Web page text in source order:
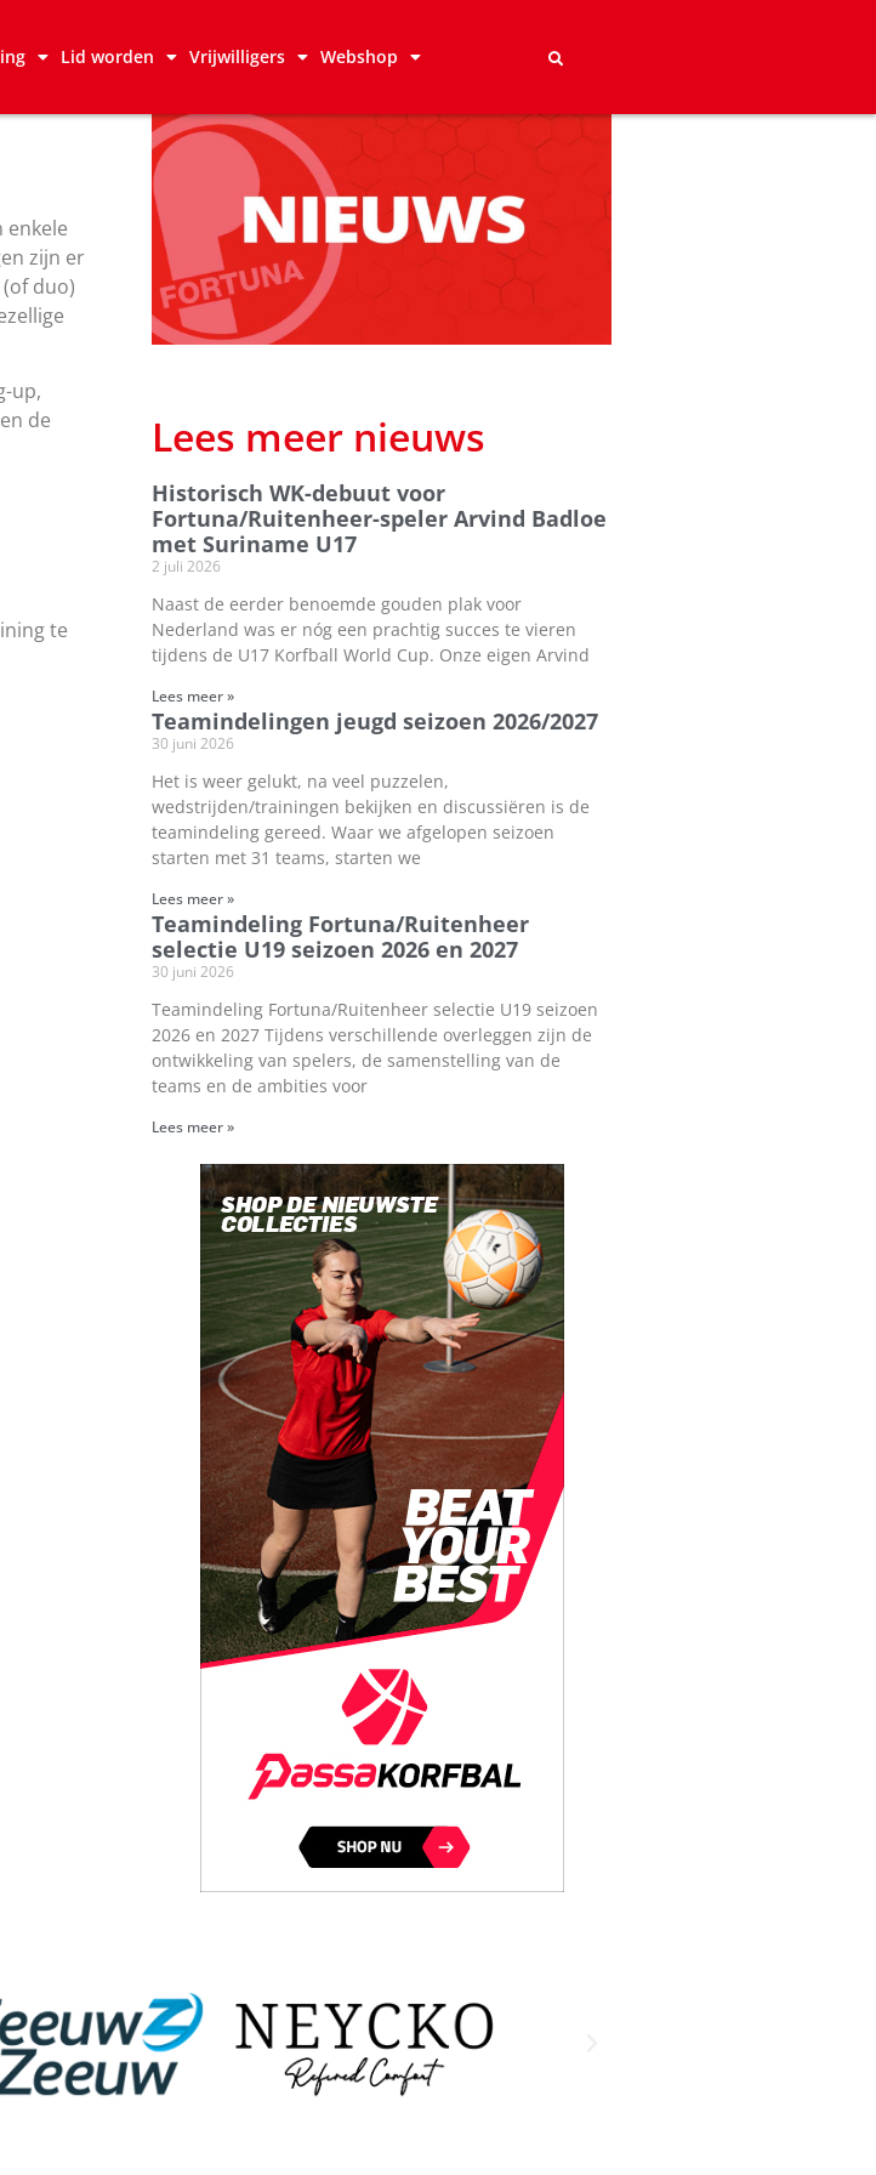
Lid worden Vrijwilligers Webshop
enkele
zijn er
duo)
up,
de
te
Lees meer nieuws
Historisch WK-debuut voor
Fortuna/Ruitenheer-speler Arvind Badloe
met Suriname U17
2 juli 2026
Naast de eerder benoemde gouden plak voor
Nederland was er nóg een prachtig succes te vieren
tijdens de U17 Korfball World Cup. Onze eigen Arvind
Lees meer »
Teamindelingen jeugd seizoen 2026/2027
30 juni 2026
Het is weer gelukt, na veel puzzelen,
wedstrijden/trainingen bekijken en discussiëren is de
teamindeling gereed. Waar we afgelopen seizoen
starten met 31 teams, starten we
Lees meer »
Teamindeling Fortuna/Ruitenheer
selectie U19 seizoen 2026 en 2027
30 juni 2026
Teamindeling Fortuna/Ruitenheer selectie U19 seizoen
2026 en 2027 Tijdens verschillende overleggen zijn de
ontwikkeling van spelers, de samenstelling van de
teams en de ambities voor
Lees meer »